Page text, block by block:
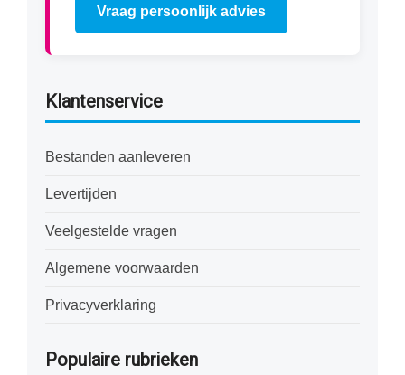
Vraag persoonlijk advies
Klantenservice
Bestanden aanleveren
Levertijden
Veelgestelde vragen
Algemene voorwaarden
Privacyverklaring
Populaire rubrieken